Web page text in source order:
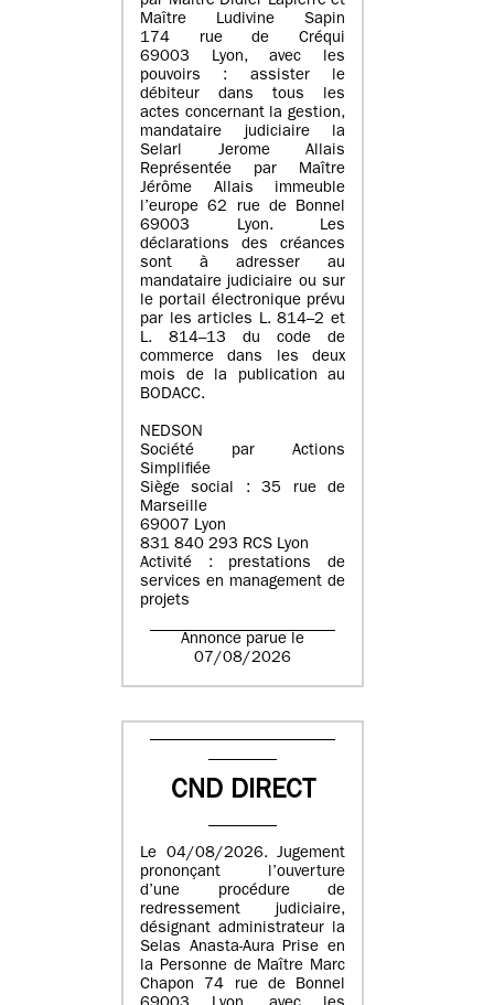
Maître Ludivine Sapin
174 rue de Créqui
69003 Lyon, avec les
pouvoirs : assister le
débiteur dans tous les
actes concernant la gestion,
mandataire judiciaire la
Selarl Jerome Allais
Représentée par Maître
Jérôme Allais immeuble
l’europe 62 rue de Bonnel
69003 Lyon. Les
déclarations des créances
sont à adresser au
mandataire judiciaire ou sur
le portail électronique prévu
par les articles L. 814–2 et
L. 814–13 du code de
commerce dans les deux
mois de la publication au
BODACC.
NEDSON
Société par Actions
Simplifiée
Siège social : 35 rue de
Marseille
69007 Lyon
831 840 293 RCS Lyon
Activité : prestations de
services en management de
projets
Annonce parue le
07/08/2026
CND DIRECT
Le 04/08/2026. Jugement
prononçant l’ouverture
d’une procédure de
redressement judiciaire,
désignant administrateur la
Selas Anasta-Aura Prise en
la Personne de Maître Marc
Chapon 74 rue de Bonnel